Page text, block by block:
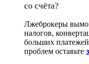
со счёта?
Лжеброкеры
налогов,
больших
проблем оставьте